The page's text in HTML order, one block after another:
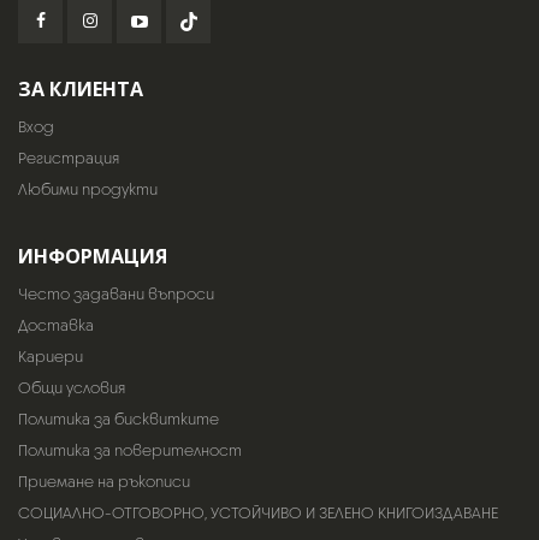
ЗА КЛИЕНТА
Вход
Регистрация
Любими продукти
ИНФОРМАЦИЯ
Често задавани въпроси
Доставка
Кариери
Общи условия
Политика за бисквитките
Политика за поверителност
Приемане на ръкописи
СОЦИАЛНО-ОТГОВОРНО, УСТОЙЧИВО И ЗЕЛЕНО КНИГОИЗДАВАНЕ